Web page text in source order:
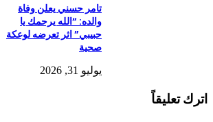
تامر حسني يعلن وفاة
والده: “الله يرحمك يا
حبيبي” اثر تعرضه لوعكة
صحية
يوليو 31, 2026
اترك تعليقاً